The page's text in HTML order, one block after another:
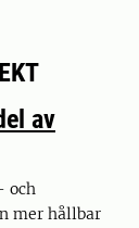
av
och
mer hållbar